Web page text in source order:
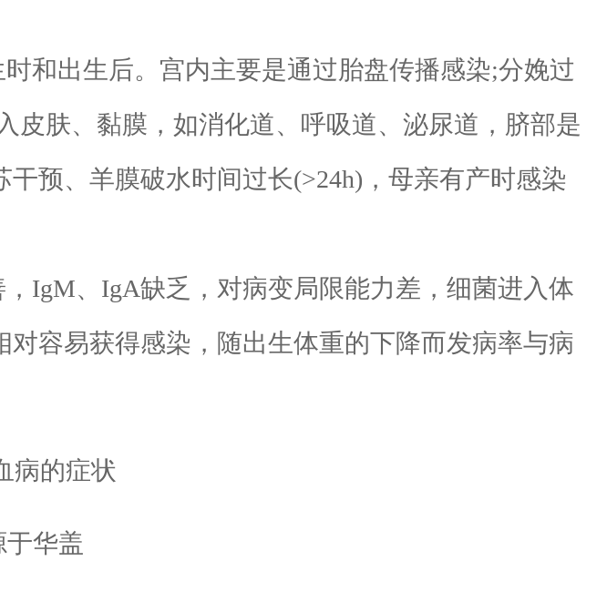
和出生后。宫内主要是通过胎盘传播感染;分娩过
皮肤、黏膜，如消化道、呼吸道、泌尿道，脐部是
预、羊膜破水时间过长(>24h)，母亲有产时感染
IgM、IgA缺乏，对病变局限能力差，细菌进入体
容易获得感染，随出生体重的下降而发病率与病
于华盖